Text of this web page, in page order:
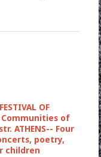
OF
Communities of
ATHENS-- Four
poetry,
children